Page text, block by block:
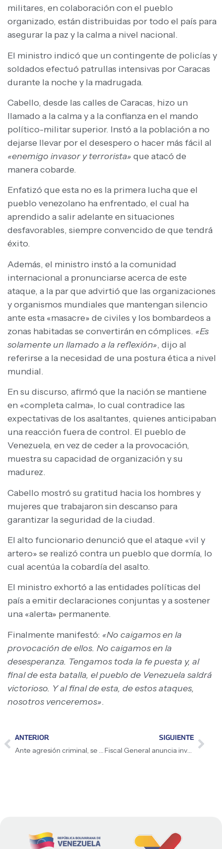
militares, en colaboración con el pueblo
organizado, están distribuidas por todo el país para
asegurar la paz y la calma a nivel nacional.
El ministro indicó que un contingente de policías y
soldados efectuó patrullas intensivas por Caracas
durante la noche y la madrugada.
Cabello, desde las calles de Caracas, hizo un
llamado a la calma y a la confianza en el mando
político-militar superior. Instó a la población a no
dejarse llevar por el desespero o hacer más fácil al
«enemigo invasor y terrorista» que atacó de
manera cobarde.
Enfatizó que esta no es la primera lucha que el
pueblo venezolano ha enfrentado, el cual ha
aprendido a salir adelante en situaciones
desfavorables, siempre convencido de que tendrá
éxito.
Además, el ministro instó a la comunidad
internacional a pronunciarse acerca de este
ataque, a la par que advirtió que las organizaciones
y organismos mundiales que mantengan silencio
ante esta «masacre» de civiles y los bombardeos a
zonas habitadas se convertirán en cómplices. «Es
solamente un llamado a la reflexión», dijo al
referirse a la necesidad de una postura ética a nivel
mundial.
En su discurso, afirmó que la nación se mantiene
en «completa calma», lo cual contradice las
expectativas de los asaltantes, quienes anticipaban
una reacción fuera de control. El pueblo de
Venezuela, en vez de ceder a la provocación,
muestra su capacidad de organización y su
madurez.
Cabello mostró su gratitud hacia los hombres y
mujeres que trabajaron sin descanso para
garantizar la seguridad de la ciudad.
El alto funcionario denunció que el ataque «vil y
artero» se realizó contra un pueblo que dormía, lo
cual acentúa la cobardía del asalto.
El ministro exhortó a las entidades políticas del
país a emitir declaraciones conjuntas y a sostener
una «alerta» permanente.
Finalmente manifestó: «No caigamos en la
provocación de ellos. No caigamos en la
desesperanza. Tengamos toda la fe puesta y, al
final de esta batalla, el pueblo de Venezuela saldrá
victorioso. Y al final de esta, de estos ataques,
nosotros venceremos».
ANTERIOR
Ante agresión criminal, se exige fe de vida
SIGUIENTE
Fiscal General anuncia investigaciones por «crímenes de guerra»